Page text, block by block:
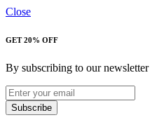
Close
GET 20% OFF
By subscribing to our newsletter
Subscribe